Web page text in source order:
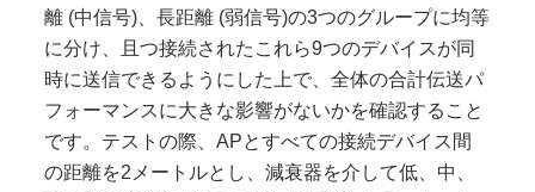
離 (中信号)、長距離 (弱信号)の3つのグループに均等
に分け、且つ接続されたこれら9つのデバイスが同
時に送信できるようにした上で、全体の合計伝送パ
フォーマンスに大きな影響がないかを確認すること
です。テストの際、APとすべての接続デバイス間
の距離を2メートルとし、減衰器を介して低、中、